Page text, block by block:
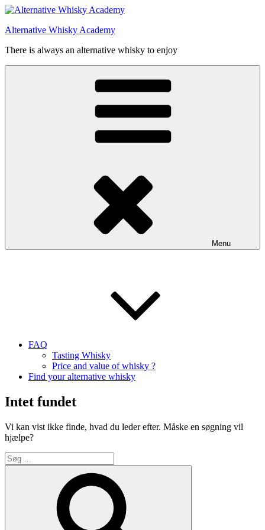
Videre
indhold
Alternative Whisky Academy
There is always an alternative whisky to enjoy
Menu
FAQ
Tasting Whisky
Price and value of whisky ?
Find your alternative whisky
Intet fundet
Vi kan vist ikke finde, hvad du leder efter. Måske en søgning vil
hjælpe?
Søg
efter: